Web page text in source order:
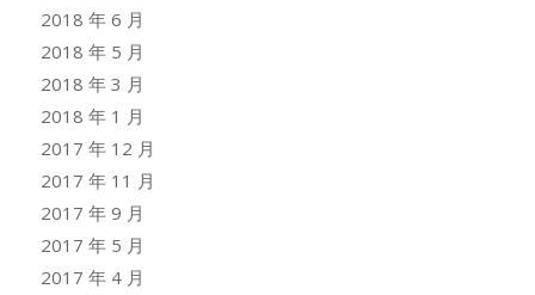
2018 年 6 月
2018 年 5 月
2018 年 3 月
2018 年 1 月
2017 年 12 月
2017 年 11 月
2017 年 9 月
2017 年 5 月
2017 年 4 月